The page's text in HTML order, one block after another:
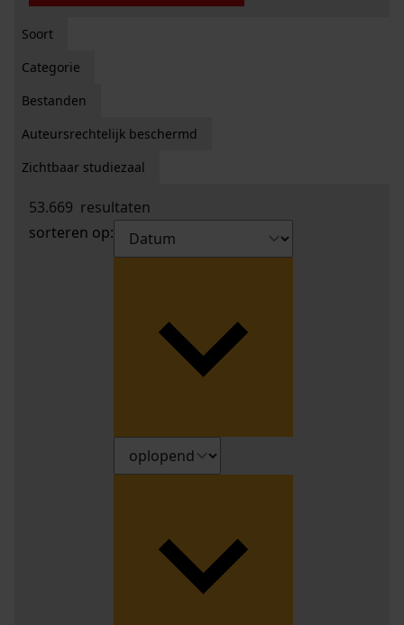
Soort
Categorie
Bestanden
Auteursrechtelijk beschermd
Zichtbaar studiezaal
53.669 resultaten
sorteren op: